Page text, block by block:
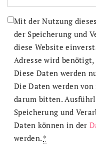
Mit der Nutzung
der Speicherung und
diese Website
Adresse wird
Diese Daten werden
Die Daten werden
darum bitten.
Speicherung und
Daten können in der
werden. *